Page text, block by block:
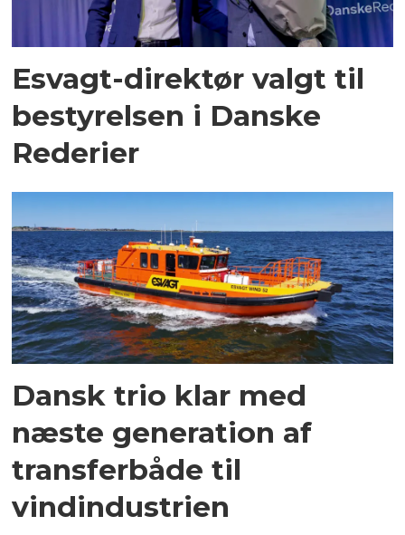
Esvagt-direktør valgt til
bestyrelsen i Danske
Rederier
Dansk trio klar med
næste generation af
transferbåde til
vindindustrien